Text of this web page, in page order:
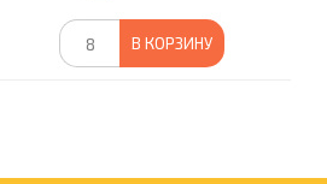
В КОРЗИНУ